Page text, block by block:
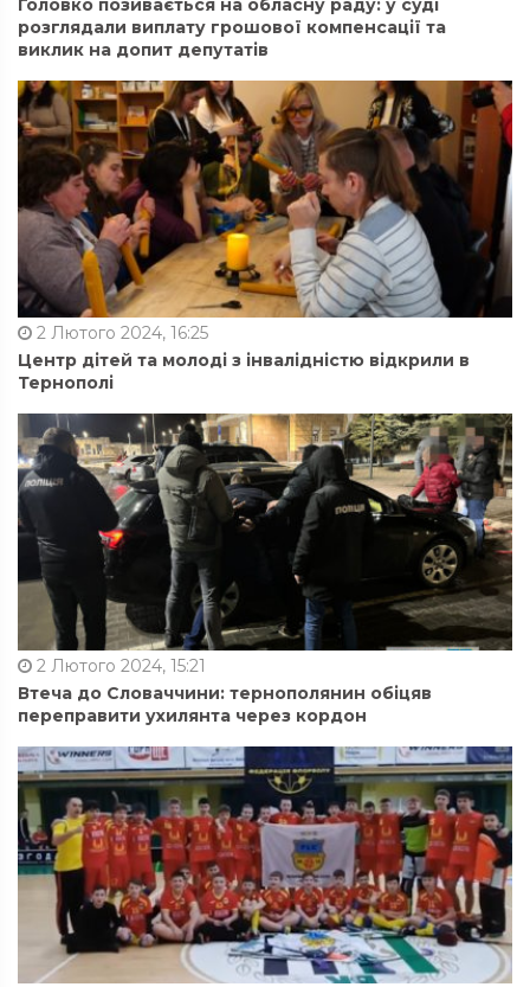
Головко позивається на обласну раду: у суді
розглядали виплату грошової компенсації та
виклик на допит депутатів
2 Лютого 2024, 16:25
Центр дітей та молоді з інвалідністю відкрили в
Тернополі
2 Лютого 2024, 15:21
Втеча до Словаччини: тернополянин обіцяв
переправити ухилянта через кордон